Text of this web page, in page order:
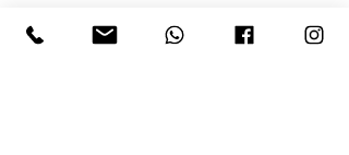
ktoré hľadajú niečo originálne,